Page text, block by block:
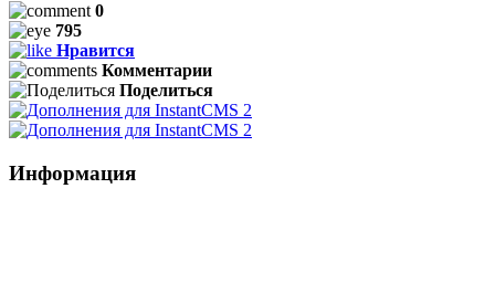
0
795
Нравится
Комментарии
Поделиться
Информация